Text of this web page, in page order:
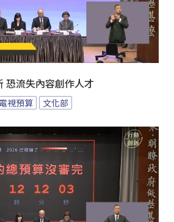
恐流失內容創作人才
視預算 文化部